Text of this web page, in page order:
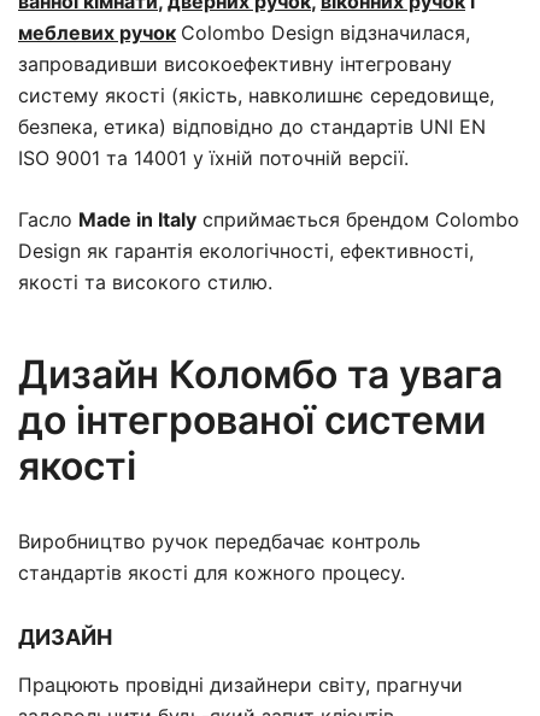
меблевих ручок Colombo Design відзначилася,
запровадивши високоефективну інтегровану
систему якості (якість, навколишнє середовище,
безпека, етика) відповідно до стандартів UNI EN
ISO 9001 та 14001 у їхній поточній версії.
Гасло Made in Italy сприймається брендом Colombo
Design як гарантія екологічності, ефективності,
якості та високого стилю.
Дизайн Коломбо та увага
до інтегрованої системи
якості
Виробництво ручок передбачає контроль
стандартів якості для кожного процесу.
ДИЗАЙН
Працюють провідні дизайнери світу, прагнучи